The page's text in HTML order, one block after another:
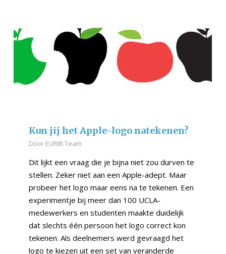
Kun jij het Apple-logo natekenen?
Door EURIB Team
Dit lijkt een vraag die je bijna niet zou durven te
stellen. Zeker niet aan een Apple-adept. Maar
probeer het logo maar eens na te tekenen. Een
experimentje bij meer dan 100 UCLA-
medewerkers en studenten maakte duidelijk
dat slechts één persoon het logo correct kon
tekenen. Als deelnemers werd gevraagd het
logo te kiezen uit een set van veranderde